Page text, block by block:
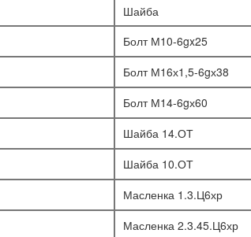
Шайба
Болт М10-6gx25
Болт М16х1,5-6gх38
Болт М14-6gх60
Шайба 14.ОТ
Шайба 10.ОТ
Масленка 1.3.Ц6хр
Масленка 2.3.45.Ц6хр